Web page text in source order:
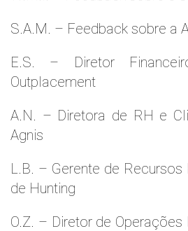
S.A.M. – Feedback sobre a
E.S. – Diretor
Outplacement
A.N. – Diretora de RH e
Agnis
L.B. – Gerente de
de Hunting
O.Z. – Diretor de